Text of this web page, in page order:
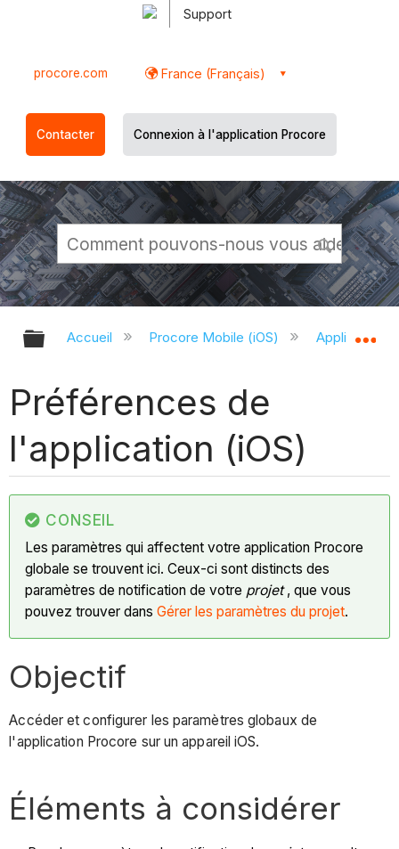
Support
procore.com France (Français)
Contacter Connexion à l'application Procore
Développer/réduire la hiérarchie
Accueil Procore Mobile (iOS) Application
Préférences de
l'application (iOS)
CONSEIL
Les paramètres qui affectent votre application Procore
globale se trouvent ici. Ceux-ci sont distincts des
paramètres de notification de votre projet, que vous
pouvez trouver dansGérer les paramètres du projet.
Objectif
Accéder et configurer les paramètres globaux de
l'application Procore sur un appareil iOS.
Éléments à considérer